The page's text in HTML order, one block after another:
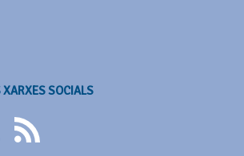
XARXES SOCIALS